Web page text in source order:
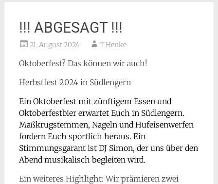
!!! ABGESAGT !!!
21. August 2024 T.Henke
Oktoberfest? Das können wir auch!
Herbstfest 2024 in Südlengern
Ein Oktoberfest mit zünftigem Essen und
Oktoberfestbier erwartet Euch in Südlengern.
Maßkrugstemmen, Nageln und Hufeisenwerfen
fordern Euch sportlich heraus. Ein
Stimmungsgarant ist DJ Simon, der uns über den
Abend musikalisch begleiten wird.
Ein weiteres Highlight: Wir prämieren zwei